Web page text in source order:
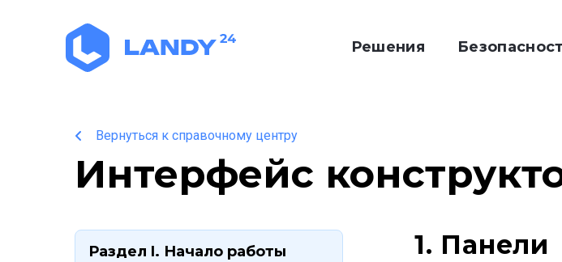
Решения
Вернуться к справочному центру
Интерфейс
Раздел I. Начало работы 1. Панели